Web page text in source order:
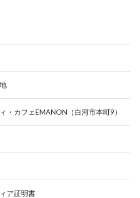
・カフェEMANON（白河市本町9）
ア証明書